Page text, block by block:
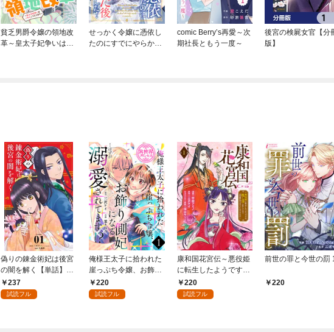
貧乏男爵令嬢の領地改
革～皇太子妃争いはご
せっかく令嬢に憑依し
たのにすでにやらかし
comic Berry’s再愛～次
期社長ともう一度～
後宮の検屍女官【分
版】
偽りの錬金術妃は後宮
の闇を解く【単話】
（１）
237
試読フル
俺様王太子に拾われた
崖っぷち令嬢、お飾り
側妃になる…はずが溺
愛されてます！？(話売
220
試読フル
康和国花宮伝～悪役姫
に転生したようです
が、推し活に忙しいの
でお役御免させていた
220
試読フル
前世の罪と今世の罰 1
220